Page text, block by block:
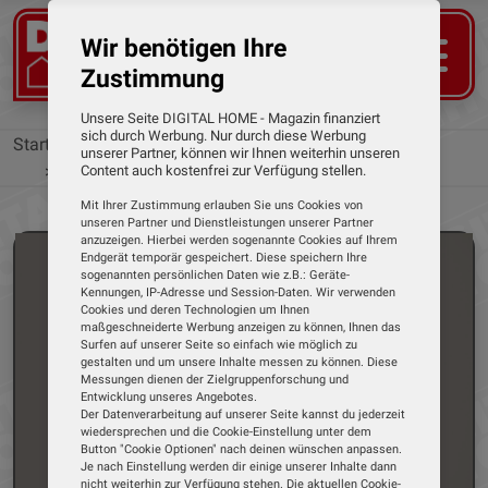
Startseite Tests
Smarte Türschlosser
Nuki
Smart Lock Pro Gen 4 von Nuki
Wir benötigen Ihre
Zustimmung
Unsere Seite DIGITAL HOME - Magazin finanziert
sich durch Werbung. Nur durch diese Werbung
unserer Partner, können wir Ihnen weiterhin unseren
Content auch kostenfrei zur Verfügung stellen.
Mit Ihrer Zustimmung erlauben Sie uns Cookies von
unseren Partner und Dienstleistungen unserer Partner
anzuzeigen. Hierbei werden sogenannte Cookies auf Ihrem
Endgerät temporär gespeichert. Diese speichern Ihre
sogenannten persönlichen Daten wie z.B.: Geräte-
Kennungen, IP-Adresse und Session-Daten. Wir verwenden
Cookies und deren Technologien um Ihnen
maßgeschneiderte Werbung anzeigen zu können, Ihnen das
Surfen auf unserer Seite so einfach wie möglich zu
gestalten und um unsere Inhalte messen zu können. Diese
Messungen dienen der Zielgruppenforschung und
Entwicklung unseres Angebotes.
Der Datenverarbeitung auf unserer Seite kannst du jederzeit
wiedersprechen und die Cookie-Einstellung unter dem
Button "Cookie Optionen" nach deinen wünschen anpassen.
Je nach Einstellung werden dir einige unserer Inhalte dann
nicht weiterhin zur Verfügung stehen. Die aktuellen Cookie-